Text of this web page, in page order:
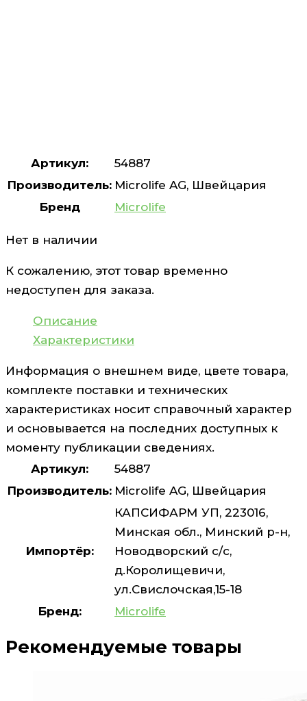
Артикул:
54887
Производитель: Microlife AG, Швейцария
Бренд
Microlife
Нет в наличии
К сожалению, этот товар временно
недоступен для заказа.
Описание
Характеристики
Информация о внешнем виде, цвете товара,
комплекте поставки и технических
характеристиках носит справочный характер
и основывается на последних доступных к
моменту публикации сведениях.
Артикул:
54887
Производитель: Microlife AG, Швейцария
Импортёр:
КАПСИФАРМ УП, 223016,
Минская обл., Минский р-н,
Новодворский с/с,
д.Королищевичи,
ул.Свислочская,15-18
Бренд:
Microlife
Рекомендуемые товары